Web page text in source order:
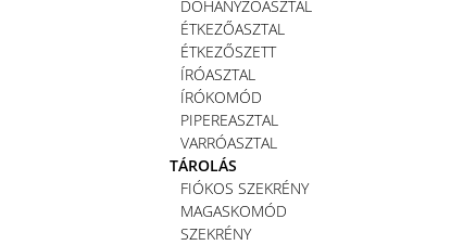
DOHÁNYZÓASZTAL
ÉTKEZŐASZTAL
ÉTKEZŐSZETT
ÍRÓASZTAL
ÍRÓKOMÓD
PIPEREASZTAL
VARRÓASZTAL
TÁROLÁS
FIÓKOS SZEKRÉNY
MAGASKOMÓD
SZEKRÉNY